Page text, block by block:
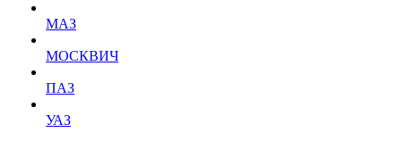
МАЗ
МОСКВИЧ
ПАЗ
УАЗ